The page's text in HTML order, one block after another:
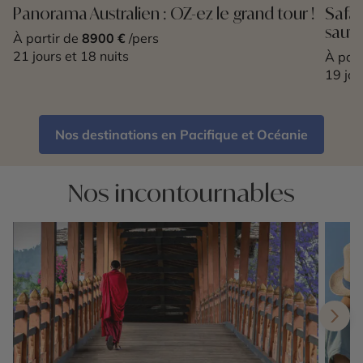
Panorama Australien : OZ-ez le grand tour !
À partir de 8900 € /pers
21 jours et 18 nuits
À
19
Nos destinations en Pacifique et Océanie
Nos incontournables